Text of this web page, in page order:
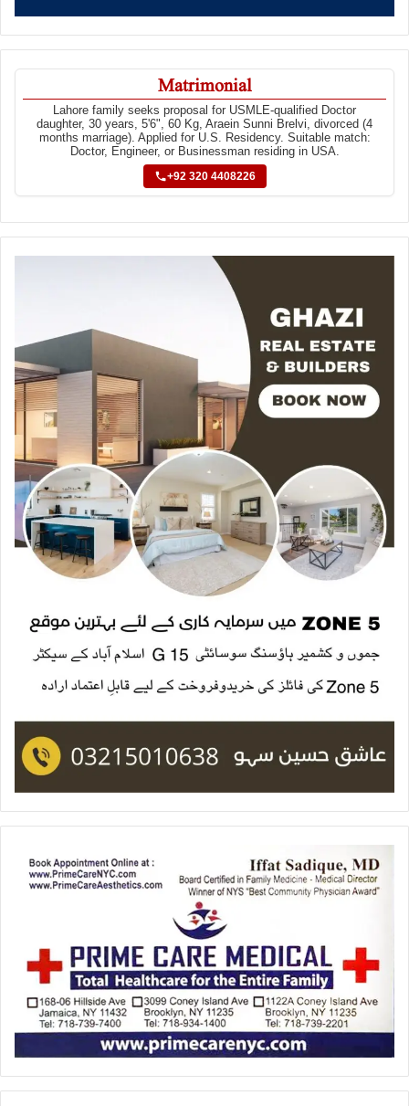
Matrimonial
Lahore family seeks proposal for USMLE-qualified Doctor
daughter, 30 years, 5'6", 60 Kg, Araein Sunni Brelvi, divorced (4
months marriage). Applied for U.S. Residency. Suitable match:
Doctor, Engineer, or Businessman residing in USA.
+92 320 4408226